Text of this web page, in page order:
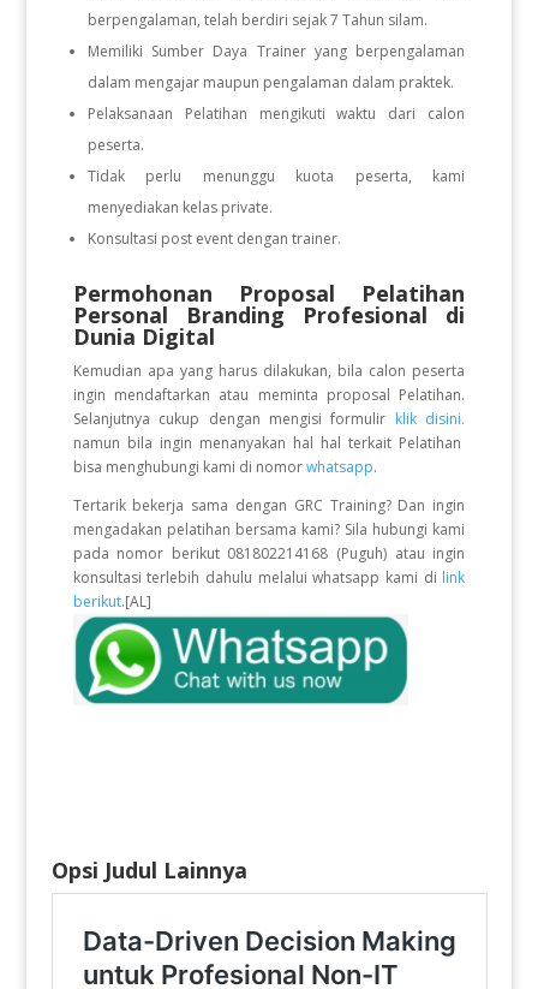
berpengalaman, telah berdiri sejak 7 Tahun silam.
Memiliki Sumber Daya Trainer yang berpengalaman
dalam mengajar maupun pengalaman dalam praktek.
Pelaksanaan Pelatihan mengikuti waktu dari calon
peserta.
Tidak perlu menunggu kuota peserta, kami
menyediakan kelas private.
Konsultasi post event dengan trainer.
Permohonan Proposal Pelatihan
Personal Branding Profesional di
Dunia Digital
Kemudian apa yang harus dilakukan, bila calon peserta
ingin mendaftarkan atau meminta proposal Pelatihan.
Selanjutnya cukup dengan mengisi formulir klik disini.
namun bila ingin menanyakan hal hal terkait Pelatihan
bisa menghubungi kami di nomorwhatsapp.
Tertarik bekerja sama dengan GRC Training? Dan ingin
mengadakan pelatihan bersama kami? Sila hubungi kami
pada nomor berikut 081802214168 (Puguh) atau ingin
konsultasi terlebih dahulu melalui whatsapp kami di link
berikut.[AL]
Opsi Judul Lainnya